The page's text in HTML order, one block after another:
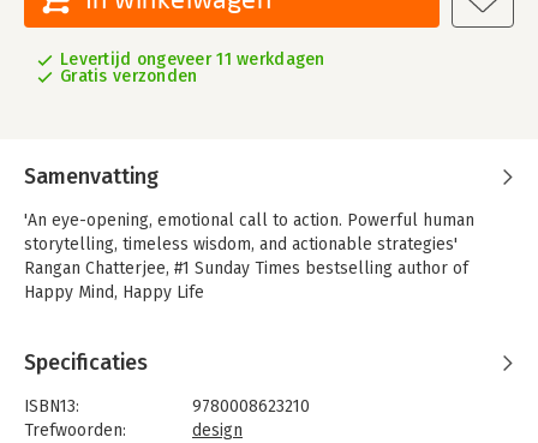
Levertijd ongeveer 11 werkdagen
Gratis verzonden
Samenvatting
'An eye-opening, emotional call to action. Powerful human
storytelling, timeless wisdom, and actionable strategies'
Rangan Chatterjee, #1 Sunday Times bestselling author of
Happy Mind, Happy Life
Specificaties
ISBN13:
9780008623210
Trefwoorden:
design